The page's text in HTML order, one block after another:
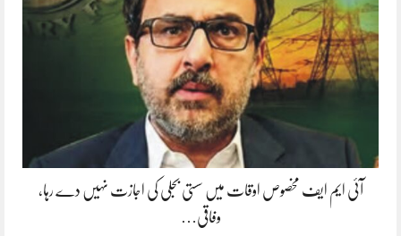
آئی ایم ایف مخصوص اوقات میں سستی بجلی کی اجازت نہیں دے رہا،
وفاقی…